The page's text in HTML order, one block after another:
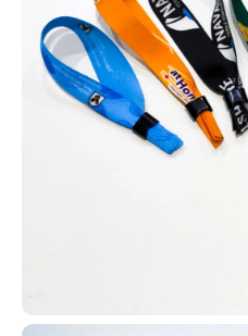
igreja, com total liberdade de
Assim, sua igreja consegue
os cartões em diversas ações,
casas de acolhimento, projetos
Cartão personalizado
de desconto, acesso a benefícios